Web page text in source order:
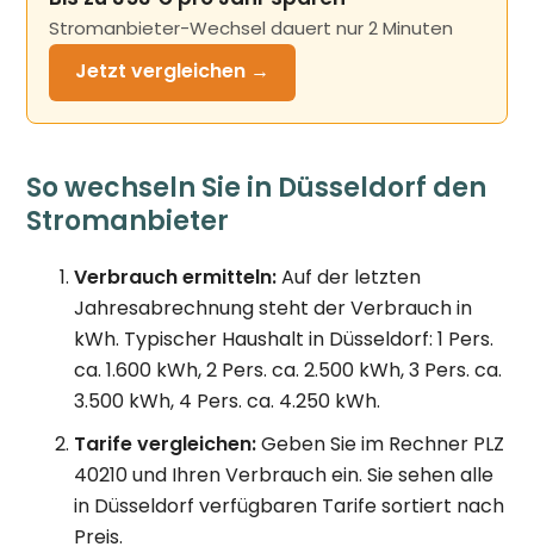
Stromanbieter-Wechsel dauert nur 2 Minuten
Jetzt vergleichen →
So wechseln Sie in Düsseldorf den
Stromanbieter
Verbrauch ermitteln:Auf der letzten
Jahresabrechnung steht der Verbrauch in
kWh. Typischer Haushalt in Düsseldorf: 1 Pers.
ca. 1.600 kWh, 2 Pers. ca. 2.500 kWh, 3 Pers. ca.
3.500 kWh, 4 Pers. ca. 4.250 kWh.
Tarife vergleichen:Geben Sie im Rechner PLZ
40210 und Ihren Verbrauch ein. Sie sehen alle
in Düsseldorf verfügbaren Tarife sortiert nach
Preis.